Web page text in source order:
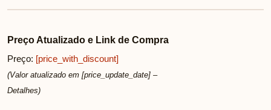
Preço Atualizado e Link de Compra
Preço: [price_with_discount]
(Valor atualizado em [price_update_date] –
Detalhes)